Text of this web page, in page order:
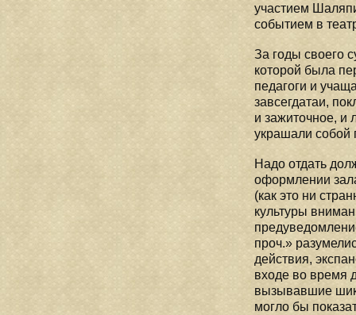
участием
событием в
За годы своего
которой была
педагоги и
завсегдатаи,
и зажиточное, и
украшали собой
Надо отдать
оформлении
(как это ни
культуры
проч.»
действия,
входе во время
вызывавшие
могло бы